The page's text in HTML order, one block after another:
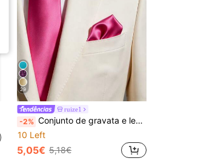
29
ruize1
-2% Conjunto de gravata e lenço de bolso masculinos de cor sólida, 8 cm, em cetim, acessórios para terno, presente de formatura.
10 Left
5,05€ 5,18€